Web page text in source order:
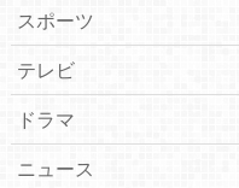
スポーツ
テレビ
ドラマ
ニュース